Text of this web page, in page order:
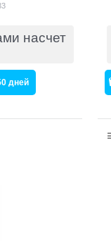
насчет
дней